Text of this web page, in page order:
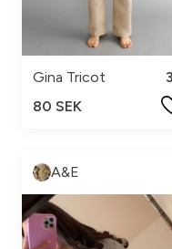
Gina Tricot
80 SEK
A&E